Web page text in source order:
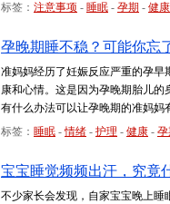
标签： 注意事项 - 睡眠 - 孕期 - 健康
孕晚期睡不稳？可能你忘
准妈妈经历了妊娠反应严重的孕
康和心情。这是因为孕晚期胎儿
有什么办法可以让孕晚期的准妈妈
标签： 睡眠 -情绪 - 护理 - 健康 - 孕
宝宝睡觉频频出汗，究竟
不少家长会发现，自家宝宝晚上